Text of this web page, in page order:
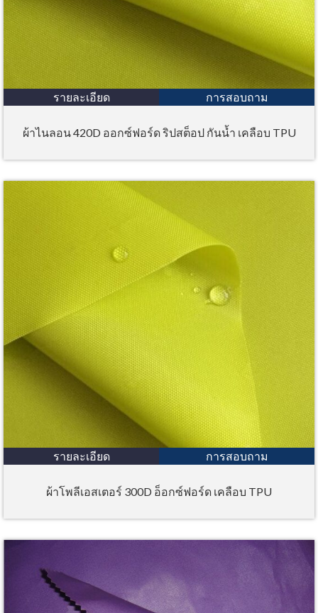
รายละเอียด การสอบถาม
ผ้าไนลอน 420D ออกซ์ฟอร์ด ริปสต็อป กันน้ำ เคลือบ TPU
รายละเอียด การสอบถาม
ผ้าโพลีเอสเตอร์ 300D อ็อกซ์ฟอร์ด เคลือบ TPU